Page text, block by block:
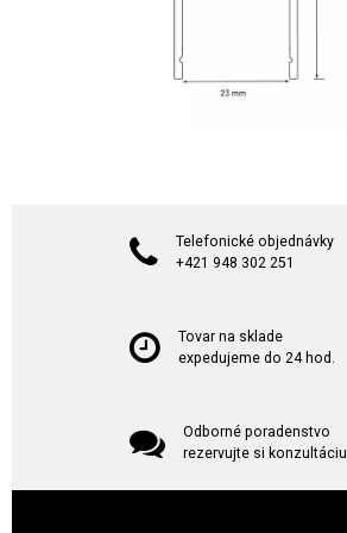
Telefonické objednávky
+421 948 302 251
Tovar na sklade
expedujeme do 24 hod.
Odborné poradenstvo
rezervujte si konzultáciu